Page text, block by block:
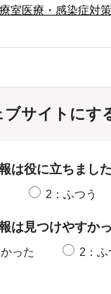
室医療・感染症対
ブサイトにす
は役に立ちまし
2：ふつう
は見つけやすか
った 2：ふ